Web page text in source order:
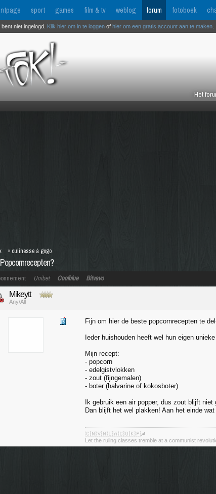
sport games film & tv weblog forum fotoboek
Het
bent niet ingelogd. Klik hier om in te loggen of hier om een gratis account aan te maken
Popcornrecepten?
» culinesse à gogo
Unibet Coolblue Bitvavo
Mikeytt
Any/All
Fijn om hier de beste popcornrecepten te
Ieder huishouden heeft wel hun eigen
Mijn recept:
- popcorn
- edelgistvlokken
- zout (fijngemalen)
- boter (halvarine of kokosboter)
Ik gebruik een air popper, dus zout blijft
Dan blijft het wel plakken! Aan het einde
🇨🇳🇻🇳🇱🇦🇨🇺🇰🇵☭
Let the ruling classes tremble at a communist